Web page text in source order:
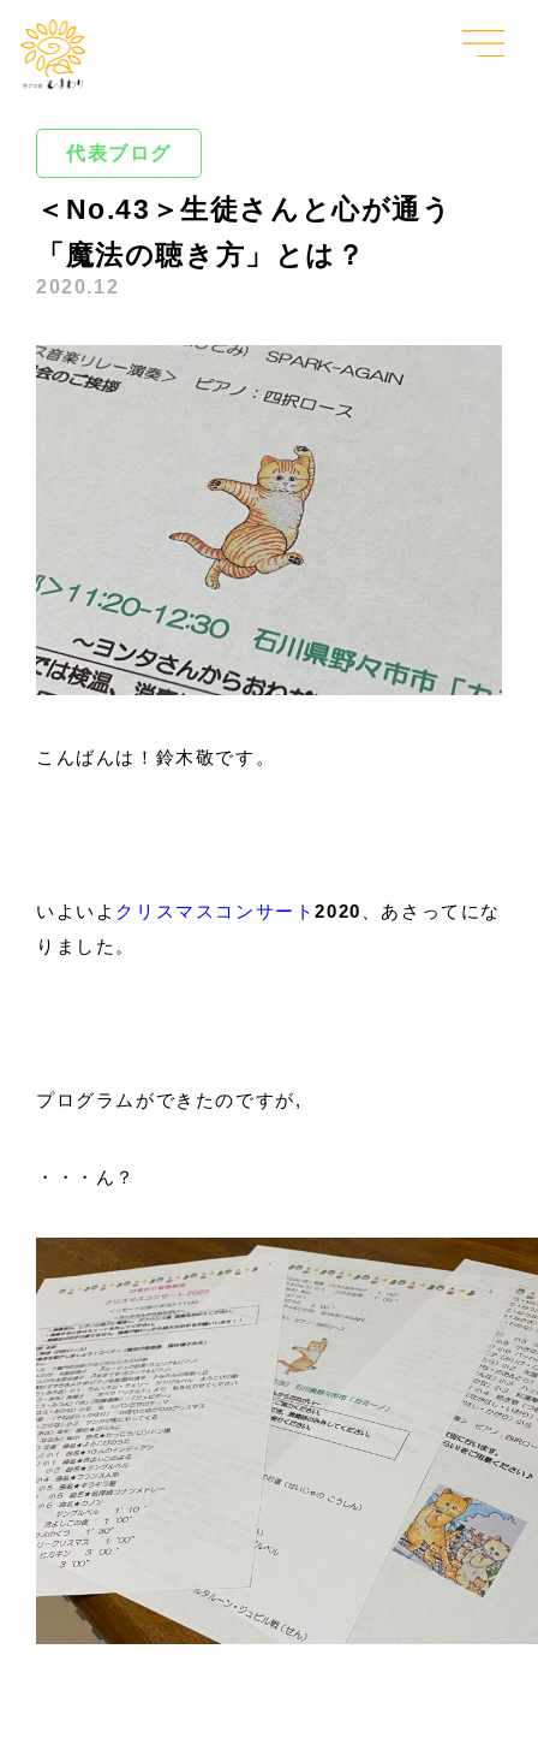
代表ブログ
＜No.43＞生徒さんと心が通う
「魔法の聴き方」とは？
2020.12
こんばんは！鈴木敬です。
いよいよ クリスマスコンサート2020 、あさってにな
りました。
プログラムができたのですが,
・・・ん？